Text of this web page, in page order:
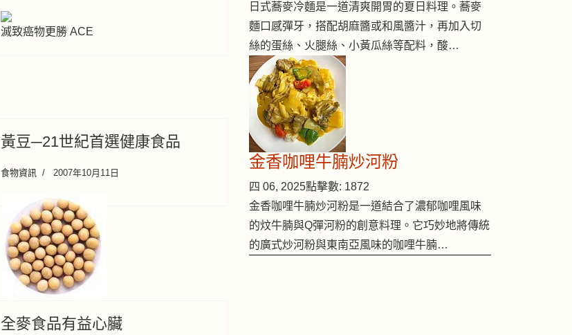
滅致癌物更勝 ACE
黃豆─21世紀首選健康食品
食物資訊 2007年10月11日
全麥食品有益心臟
日式蕎麥冷麵是一道清爽開胃的夏日料理。蕎麥
麵口感彈牙，搭配胡麻醬或和風醬汁，再加入切
絲的蛋絲、火腿絲、小黃瓜絲等配料，酸…
金香咖哩牛腩炒河粉
四 06, 2025點擊數: 1872
金香咖哩牛腩炒河粉是一道結合了濃郁咖哩風味
的炆牛腩與Q彈河粉的創意料理。它巧妙地將傳統
的廣式炒河粉與東南亞風味的咖哩牛腩…